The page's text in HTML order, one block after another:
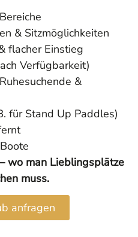
& Sitzmöglichkeiten
flacher Einstieg
Verfügbarkeit)
&
für Stand Up Paddles)
wo man Lieblingsplätze
muss.
anfragen